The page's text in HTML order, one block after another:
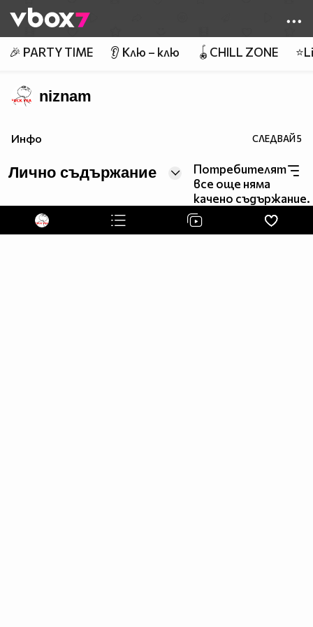
👾
🎉 PARTY TIME 👂 Клю – клю 🪀CHILL ZONE
niznam
Инфо СЛЕДВАЙ5
Лично съдържание
Потребителят
все още няма
качено съдържание.